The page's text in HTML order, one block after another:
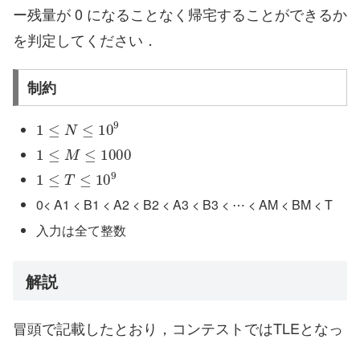
ー残量が 0 になることなく帰宅することができるか
を判定してください．
制約
1 ≤M≤ 1000
≤T 109
0< A1 < B1 < A2 < B2 < A3 < B3 < ⋯ < AM < BM < T
入力は全て整数
解説
冒頭で記載したとおり，コンテストではTLEとなっ